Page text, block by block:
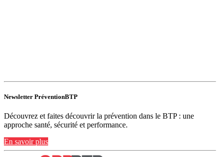
Newsletter PréventionBTP
Découvrez et faites découvrir la prévention dans le BTP : une
approche santé, sécurité et performance.
En savoir plus